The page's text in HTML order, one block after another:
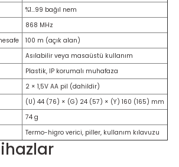
%1...99 bağıl nem
868 MHz
100 m (açık alan)
Asılabilir veya masaüstü kullanım
Plastik, IP korumalı muhafaza
2 × 1,5V AA pil (dahildir)
(U) 44 (76) × (G) 24 (57) × (Y) 160 (165) mm
74 g
Termo-higro verici, piller, kullanım kılavuzu